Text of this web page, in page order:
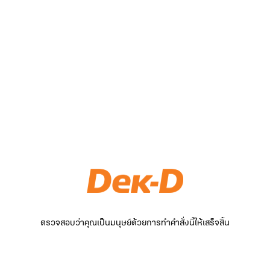
ตรวจสอบว่าคุณเป็นมนุษย์ด้วยการทำคำสั่งนี้ให้เสร็จสิ้น